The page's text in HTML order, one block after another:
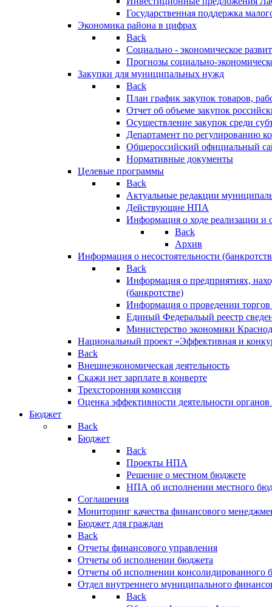
Государственная поддержка
Экономика района в цифрах
Back
Социально - экономическое
Прогнозы социально-
Закупки для муниципальных нужд
Back
План график закупок товаров,
Отчет об объеме закупок
Осуществление закупок среди
Департамент по регулированию
Общероссийский официальный
Нормативные документы
Целевые программы
Back
Актуальные редакции
Действующие НПА
Информация о ходе реализации
Back
Архив
Информация о несостоятельности
Back
Информация о предприятиях,
(банкротстве)
Информация о проведении
Единый Федеральый реестр
Министерство экономики
Национальный проект «Эффективная и
Back
Внешнеэкономическая деятельность
Скажи нет зарплате в конверте
Трехсторонняя комиссия
Оценка эффективности деятельности
Бюджет
Back
Бюджет
Back
Проекты НПА
Решение о местном бюджете
НПА об исполнении местного
Соглашения
Мониторинг качества финансового
Бюджет для граждан
Back
Отчеты финансового управления
Отчеты об исполнении бюджета
Отчеты об исполнении консолидированного
Отдел внутреннего муниципального
Back